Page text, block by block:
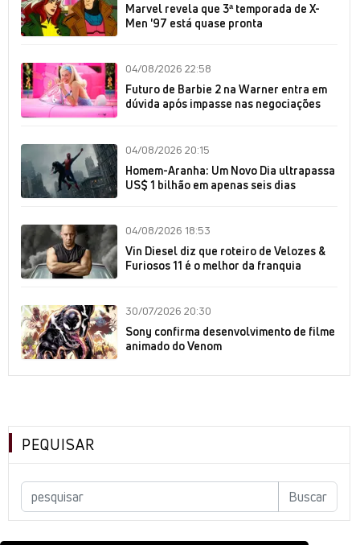
Marvel revela que 3ª temporada de X-
Men '97 está quase pronta
04/08/2026 22:58
Futuro de Barbie 2 na Warner entra em
dúvida após impasse nas negociações
04/08/2026 20:15
Homem-Aranha: Um Novo Dia ultrapassa
US$ 1 bilhão em apenas seis dias
04/08/2026 18:53
Vin Diesel diz que roteiro de Velozes &
Furiosos 11 é o melhor da franquia
30/07/2026 20:30
Sony confirma desenvolvimento de filme
animado do Venom
PEQUISAR